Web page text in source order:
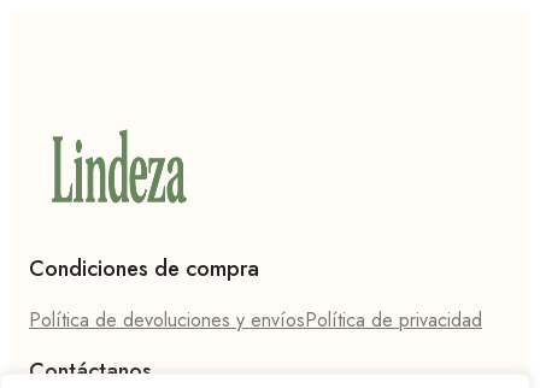
Condiciones de compra
Política de devoluciones y envíosPolítica de privacidad
Contáctanos